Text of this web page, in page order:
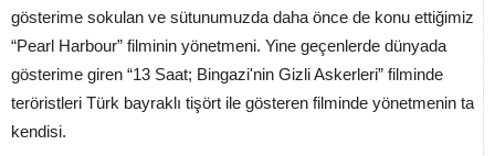
gösterime sokulan ve sütunumuzda daha önce de konu ettiğimiz
“Pearl Harbour” filminin yönetmeni. Yine geçenlerde dünyada
gösterime giren “13 Saat; Bingazi'nin Gizli Askerleri” filminde
teröristleri Türk bayraklı tişört ile gösteren filminde yönetmenin ta
kendisi.